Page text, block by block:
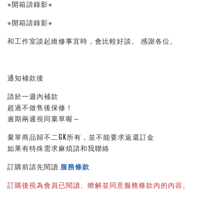
※開箱請錄影※
※開箱請錄影※
和工作室談起維修事宜時，會比較好談。 感謝各位。
通知補款後
請於一週內補款
超過不做售後保修！
逾期兩週視同棄單喔～
棄單商品歸不二GK所有，並不能要求返還訂金
如果有特殊需求麻煩請和我聯絡
訂購前請先閱讀 服務條款
訂購後視為會員已閱讀、瞭解並同意服務條款內的內容。